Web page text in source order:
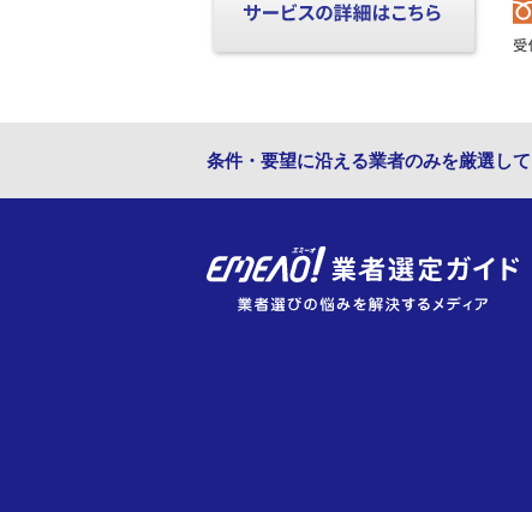
条件・要望に沿える業者のみを厳選し